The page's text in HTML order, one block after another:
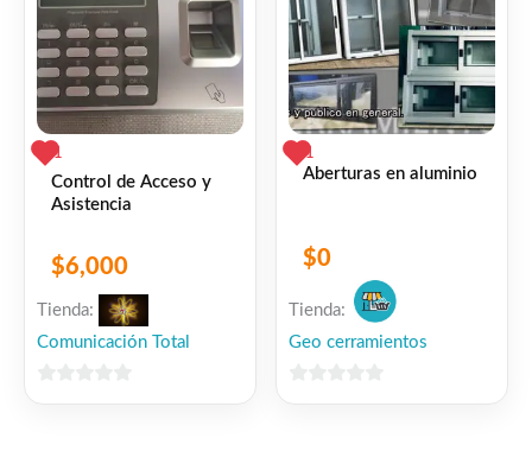
1
Control de Acceso y
Asistencia
$6,000
Tienda:
Comunicación Total
1
Aberturas en aluminio
$0
Tienda:
Geo cerramientos